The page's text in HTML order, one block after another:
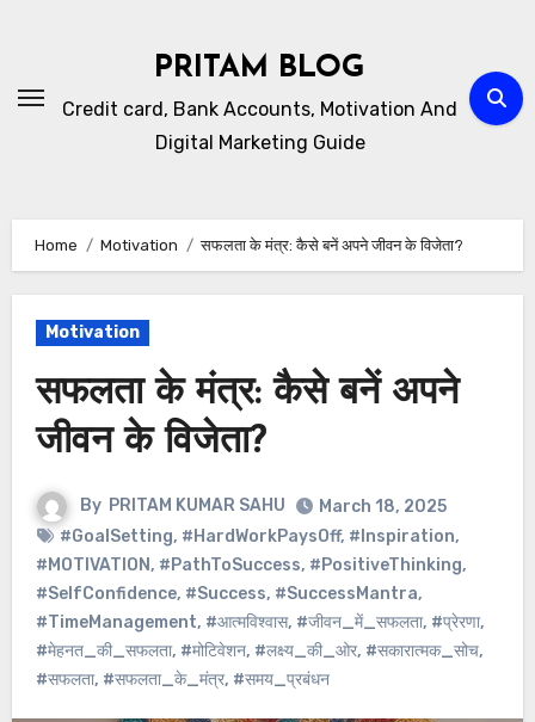
PRITAM BLOG
Credit card, Bank Accounts, Motivation And
Digital Marketing Guide
Home Motivation सफलता के मंत्र: कैसे बनें अपने जीवन के विजेता?
Motivation
सफलता के मंत्र: कैसे बनें अपने
जीवन के विजेता?
By PRITAM KUMAR SAHU
March 18, 2025
#GoalSetting, #HardWorkPaysOff, #Inspiration,
#MOTIVATION, #PathToSuccess, #PositiveThinking,
#SelfConfidence, #Success, #SuccessMantra,
#TimeManagement, #आत्मविश्वास, #जीवन_में_सफलता, #प्रेरणा,
#मेहनत_की_सफलता, #मोटिवेशन, #लक्ष्य_की_ओर, #सकारात्मक_सोच,
#सफलता, #सफलता_के_मंत्र, #समय_प्रबंधन